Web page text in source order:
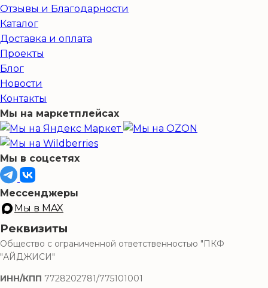
Отзывы и Благодарности
Каталог
Доставка и оплата
Проекты
Блог
Новости
Контакты
Мы на маркетплейсах
Мы в соцсетях
Мессенджеры
Мы в MAX
Реквизиты
Общество с ограниченной ответственностью "ПКФ
"АЙДЖИСИ"
ИНН/КПП 7728202781/775101001